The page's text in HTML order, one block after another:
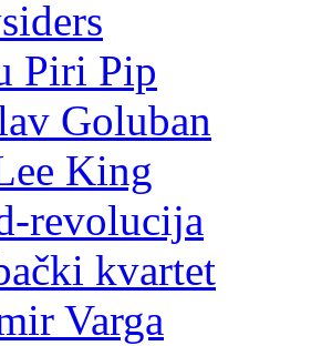
Piri Pip
Goluban
King
revolucija
kvartet
Varga